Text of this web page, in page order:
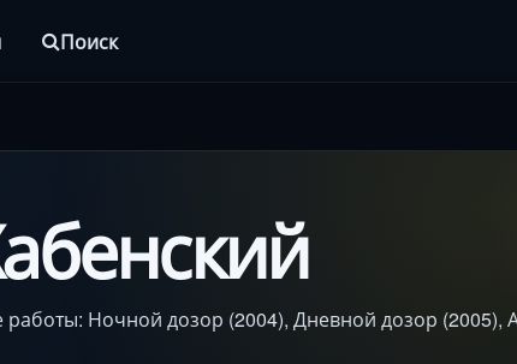
Поиск
Ночной дозор (2004), Дневной дозор (2005),